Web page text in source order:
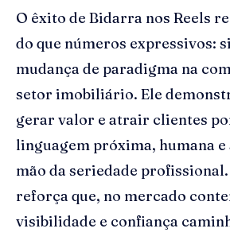
O êxito de Bidarra nos Reels
do que números expressivos:
mudança de paradigma na
setor imobiliário. Ele
gerar valor e atrair clientes
linguagem próxima, humana
mão da seriedade
reforça que, no mercado
visibilidade e confiança